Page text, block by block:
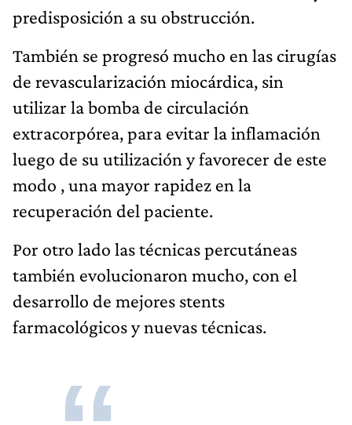
predisposición a su obstrucción.
También se progresó mucho en las cirugías
de revascularización miocárdica, sin
utilizar la bomba de circulación
extracorpórea, para evitar la inflamación
luego de su utilización y favorecer de este
modo , una mayor rapidez en la
recuperación del paciente.
Por otro lado las técnicas percutáneas
también evolucionaron mucho, con el
desarrollo de mejores stents
farmacológicos y nuevas técnicas.